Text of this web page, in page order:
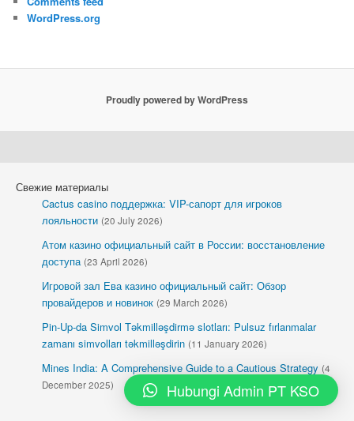
WordPress.org
Proudly powered by WordPress
Свежие материалы
Cactus casino поддержка: VIP-сапорт для игроков
лояльности (20 July 2026)
Атом казино официальный сайт в России: восстановление
доступа (23 April 2026)
Игровой зал Ева казино официальный сайт: Обзор
провайдеров и новинок (29 March 2026)
Pin-Up-da Simvol Təkmilləşdirmə slotları: Pulsuz fırlanmalar
zamanı simvolları təkmilləşdirin (11 January 2026)
Mines India: A Comprehensive Guide to a Cautious Strategy (4
December 2025)
Hubungi Admin PT KSO